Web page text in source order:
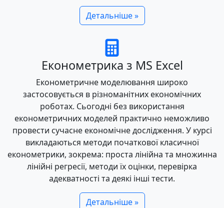
Детальніше »
Економетрика з MS Excel
Економетричне моделювання широко
застосовується в різноманітних економічних
роботах. Сьогодні без використання
економетричних моделей практично неможливо
провести сучасне економічне дослідження. У курсі
викладаються методи початкової класичної
економетрики, зокрема: проста лінійна та множинна
лінійні регресії, методи їх оцінки, перевірка
адекватності та деякі інші тести.
Детальніше »